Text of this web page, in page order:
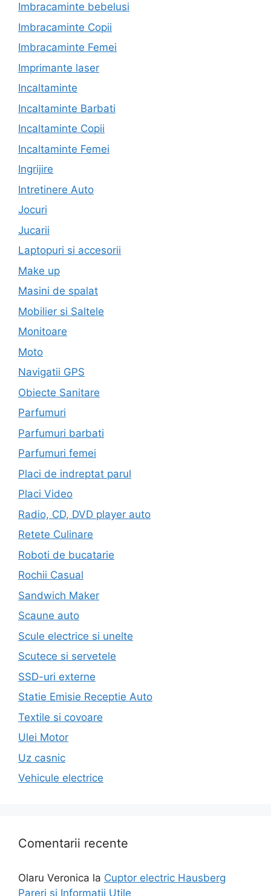
Imbracaminte bebelusi
Imbracaminte Copii
Imbracaminte Femei
Imprimante laser
Incaltaminte
Incaltaminte Barbati
Incaltaminte Copii
Incaltaminte Femei
Ingrijire
Intretinere Auto
Jocuri
Jucarii
Laptopuri si accesorii
Make up
Masini de spalat
Mobilier si Saltele
Monitoare
Moto
Navigatii GPS
Obiecte Sanitare
Parfumuri
Parfumuri barbati
Parfumuri femei
Placi de indreptat parul
Placi Video
Radio, CD, DVD player auto
Retete Culinare
Roboti de bucatarie
Rochii Casual
Sandwich Maker
Scaune auto
Scule electrice si unelte
Scutece si servetele
SSD-uri externe
Statie Emisie Receptie Auto
Textile si covoare
Ulei Motor
Uz casnic
Vehicule electrice
Comentarii recente
Olaru Veronica la Cuptor electric Hausberg
Pareri si Informatii Utile